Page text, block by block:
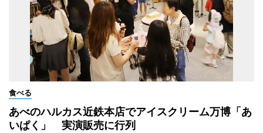
食べる
あべのハルカス近鉄本店でアイスクリーム万博「あ
いぱく」 実演販売に行列